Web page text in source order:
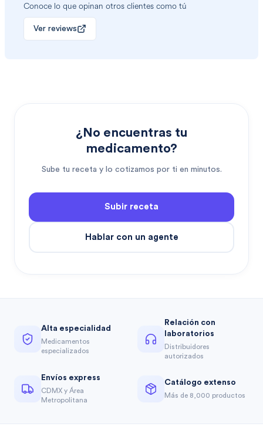
Conoce lo que opinan otros clientes como tú
Ver reviews
¿No encuentras tu
medicamento?
Sube tu receta y lo cotizamos por ti en minutos.
Subir receta
Hablar con un agente
Alta especialidad
Medicamentos
especializados
Relación con
laboratorios
Distribuidores
autorizados
Envíos express
CDMX y Área
Metropolitana
Catálogo extenso
Más de 8,000 productos